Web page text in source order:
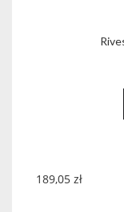
189,05 zł